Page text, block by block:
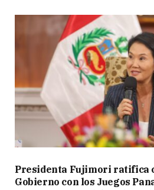
Presidenta Fujimori ratifica
Gobierno con los Juegos